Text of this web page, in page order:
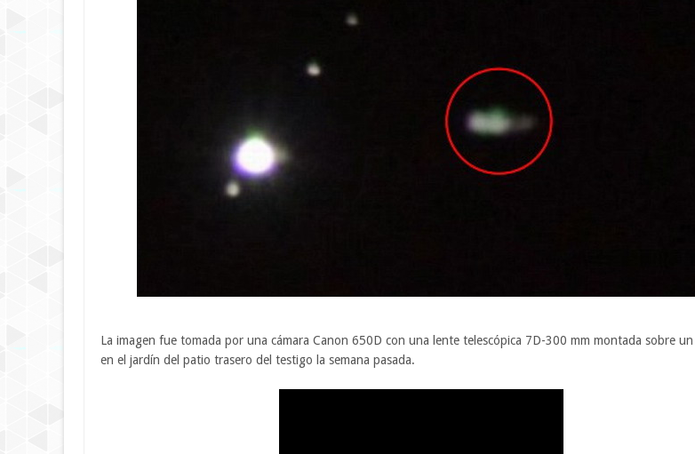
La imagen fue tomada por una cámara Canon 650D con una lente telescópica 7D-300 mm montada sobre
en el jardín del patio trasero del testigo la semana pasada.